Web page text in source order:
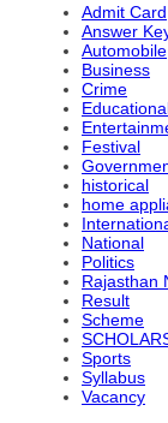
Admit Card
Answer
Automobile
Business
Crime
Festival
historical
home
National
Politics
Rajasthan
Result
Scheme
Sports
Syllabus
Vacancy